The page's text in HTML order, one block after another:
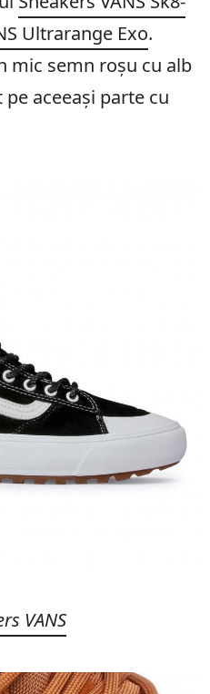
Ultrarange Exo.
mic semn roșu cu alb
aceeași parte cu
VANS